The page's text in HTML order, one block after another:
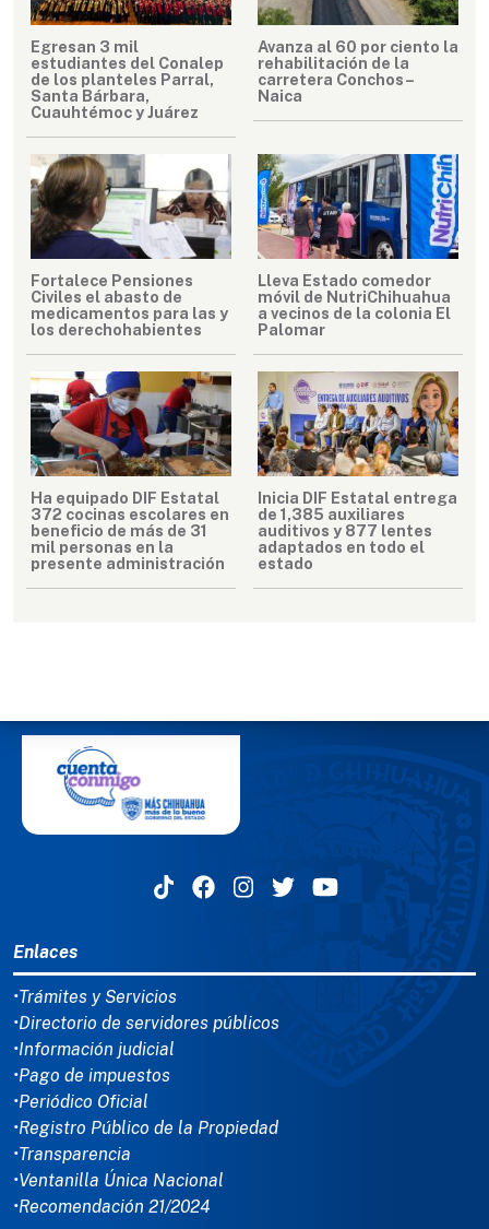
Egresan 3 mil
estudiantes del Conalep
de los planteles Parral,
Santa Bárbara,
Cuauhtémoc y Juárez
Avanza al 60 por ciento la
rehabilitación de la
carretera Conchos–
Naica
Fortalece Pensiones
Civiles el abasto de
medicamentos para las y
los derechohabientes
Lleva Estado comedor
móvil de NutriChihuahua
a vecinos de la colonia El
Palomar
Ha equipado DIF Estatal
372 cocinas escolares en
beneficio de más de 31
mil personas en la
presente administración
Inicia DIF Estatal entrega
de 1,385 auxiliares
auditivos y 877 lentes
adaptados en todo el
estado
Enlaces
•Trámites y Servicios
•Directorio de servidores públicos
•Información judicial
•Pago de impuestos
•Periódico Oficial
•Registro Público de la Propiedad
•Transparencia
•Ventanilla Única Nacional
•Recomendación 21/2024